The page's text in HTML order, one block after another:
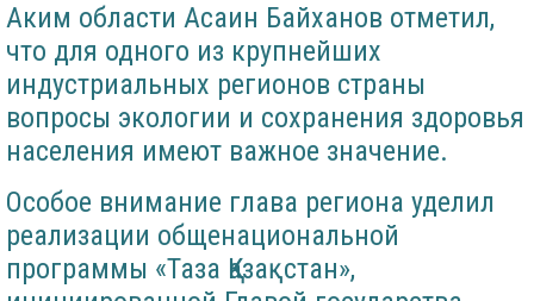
Аким области Асаин Байханов отметил,
что для одного из крупнейших
индустриальных регионов страны
вопросы экологии и сохранения здоровья
населения имеют важное значение.
Особое внимание глава региона уделил
реализации общенациональной
программы «Таза Қазақстан»,